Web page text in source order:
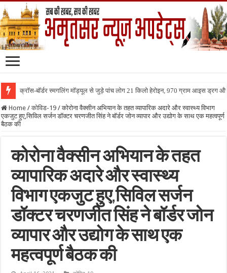
क्रॉस-बॉर्डर स्मगलिंग मॉड्यूल से जुड़े पांच लोग 21 किलो हेरोइन, 970 ग्राम आइस ड्रग
Home / कोविड-19 / कोरोना वैक्सीन अभियान के तहत व्यापारिक अदारे और स्वास्थ्य विभाग
एकजुट हुए,सिविल सर्जन डॉक्टर चरणजीत सिंह ने बॉर्डर जोन व्यापार और उद्योग के साथ एक महत्वपूर्ण
बैठक की
कोरोना वैक्सीन अभियान के तहत
व्यापारिक अदारे और स्वास्थ्य
विभाग एकजुट हुए,सिविल सर्जन
डॉक्टर चरणजीत सिंह ने बॉर्डर जोन
व्यापार और उद्योग के साथ एक
महत्वपूर्ण बैठक की